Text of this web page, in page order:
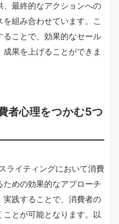
最終的なアクションへの
組み合わせています。こ
ことで、効果的なセール
果を上げることができま
者心理をつかむ5つ
ライティングにおいて消費
めの効果的なアプローチ
践することで、消費者の
とが可能となります。以